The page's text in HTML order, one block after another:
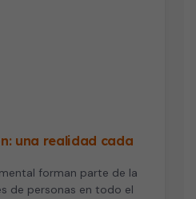
una realidad cada
forman parte de la
de personas en todo el